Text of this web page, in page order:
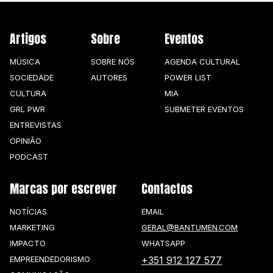
Artigos
MÚSICA
SOCIEDADE
CULTURA
GRL PWR
ENTREVISTAS
OPINIÃO
PODCAST
Sobre
SOBRE NÓS
AUTORES
Eventos
AGENDA CULTURAL
POWER LIST
MIA
SUBMETER EVENTOS
Marcas por escrever
NOTÍCIAS
MARKETING
IMPACTO
EMPREENDEDORISMO
Contactos
EMAIL
GERAL@BANTUMEN.COM
WHATSAPP
+351 912 127 577